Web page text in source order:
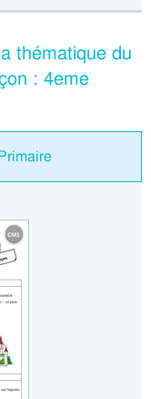
thématique du
: 4eme